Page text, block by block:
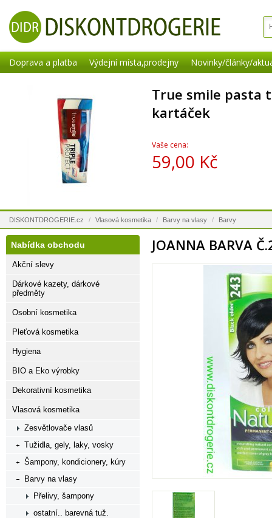
Doprava a platba Výdejní místa,prodejny Novinky/články/
True smile pasta
kartáček
Vaše cena:
59,00 Kč
DISKONTDROGERIE.cz / Vlasová kosmetika / Barvy na vlasy / Barvy
JOANNA BARVA
Nabídka obchodu
Akční slevy
Dárkové kazety, dárkové
předměty
Osobní kosmetika
Pleťová kosmetika
Hygiena
BIO a Eko výrobky
Dekorativní kosmetika
Vlasová kosmetika
Zesvětlovače vlasů
Tužidla, gely, laky, vosky
Šampony, kondicionery, kúry
Barvy na vlasy
Přelivy, šampony
ostatní.. barevná tuž.